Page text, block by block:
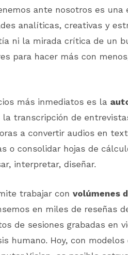
ante nosotros es
analíticas, creativas y
ni la mirada crítica de un
para hacer más con
más inmediatos es la
la transcripción de
a convertir audios en
o consolidar hojas de
interpretar, diseñar.
trabajar con volúmenes
en miles de reseñas
de sesiones grabadas en
humano. Hoy, con